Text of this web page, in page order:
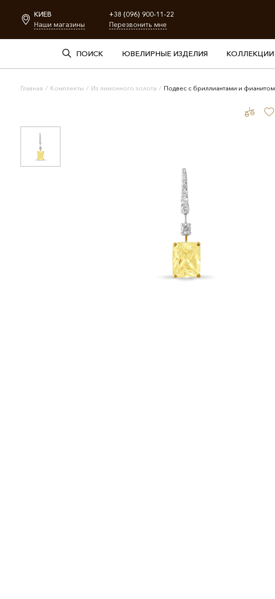
КИЕВ
Наши магазины
+38 (096) 900-11-22
Перезвонить мне
ПОИСК ЮВЕЛИРНЫЕ ИЗДЕЛИЯ КОЛЛЕКЦИИ
Главная / Комплекты / Из лимонного золота / Подвес с бриллиантами и фианитом